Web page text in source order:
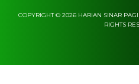
COPYRIGHT © 2026 HARIAN SINAR
RIGHTS